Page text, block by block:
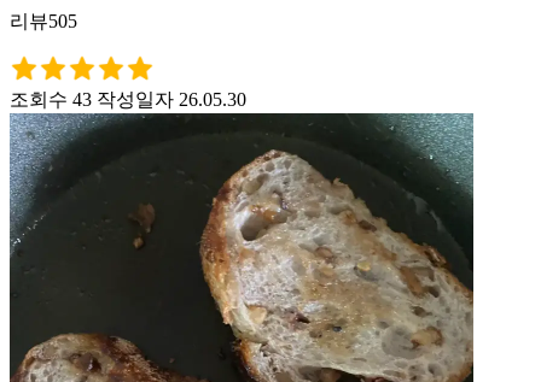
리뷰505
조회수 43 작성일자 26.05.30